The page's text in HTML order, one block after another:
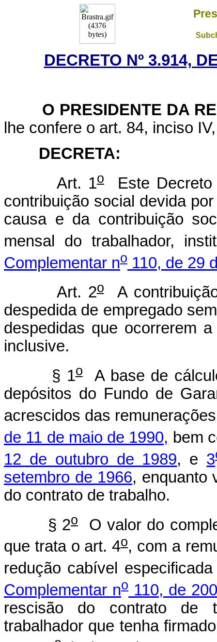
DECRETO Nº 3.914,
O PRESIDENTE DA
lhe confere o art. 84, inciso
DECRETA:
Art. 1oEste Decreto
contribuição social devida
causa e da contribuição
mensal do trabalhador,
Complementar no 110, de 29
Art. 2oA
despedida de empregado
despedidas que ocorrerem
inclusive.
§ 1oA base de
depósitos do Fundo de
acrescidos das
de 11 de maio de 1990, bem
12 de outubro de 1989, e 3
setembro de 1966, enquanto
do contrato de trabalho.
§ 2o
O valor do
que trata o art. 4o, com a
redução cabível
Complementar no 110, de
rescisão do contrato de
trabalhador que tenha